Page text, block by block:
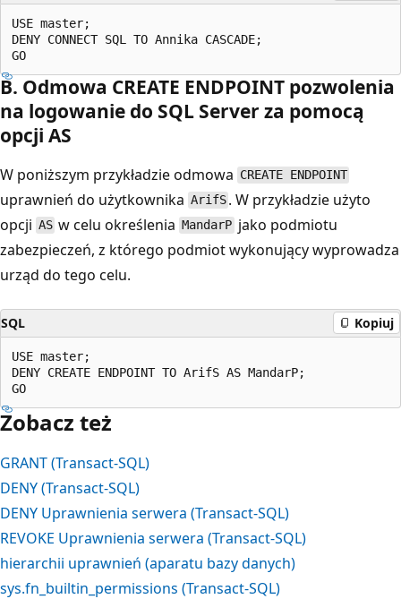
USE master;
DENY CONNECT SQL TO Annika CASCADE;
B. Odmowa CREATE ENDPOINT pozwolenia
na logowanie do SQL Server za pomocą
opcji AS
W poniższym przykładzie odmowa CREATE ENDPOINT
uprawnień do użytkownika ArifS . W przykładzie użyto
opcji AS w celu określenia MandarP jako podmiotu
zabezpieczeń, z którego podmiot wykonujący wyprowadza
urząd do tego celu.
SQL Kopiuj
USE master;
DENY CREATE ENDPOINT TO ArifS AS MandarP;
Zobacz też
GRANT (Transact-SQL)
DENY (Transact-SQL)
DENY Uprawnienia serwera (Transact-SQL)
REVOKE Uprawnienia serwera (Transact-SQL)
hierarchii uprawnień (aparatu bazy danych)
sys.fn_builtin_permissions (Transact-SQL)